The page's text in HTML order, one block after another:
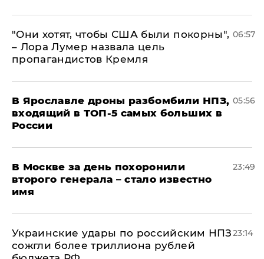
"Они хотят, чтобы США были покорны",
– Лора Лумер назвала цель
пропагандистов Кремля
06:57
В Ярославле дроны разбомбили НПЗ,
входящий в ТОП-5 самых больших в
России
05:56
В Москве за день похоронили
второго генерала – стало известно
имя
23:49
Украинские удары по российским НПЗ
сожгли более триллиона рублей
23:14